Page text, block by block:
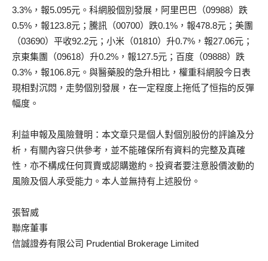
3.3%，報5.095元。科網股個別發展，阿里巴巴（09988）跌
0.5%，報123.8元；騰訊（00700）跌0.1%，報478.8元；美團
（03690）平收92.2元；小米（01810）升0.7%，報27.06元；
京東集團（09618）升0.2%，報127.5元；百度（09888）跌
0.3%，報106.8元。與醫藥股的急升相比，權重科網股今日表
現相對沉悶，走勢個別發展，在一定程度上拖低了恒指的反彈
幅度。
利益申報及風險聲明：本文章只是個人對個別股份的評論及分
析，有關內容只供參考，並不能確保所有資料的完整及真確
性，亦不構成任何買賣或認購邀約。投資者要注意股價波動的
風險及個人承受能力。本人並無持有上述股份。
張智威
聯席董事
信誠證券有限公司 Prudential Brokerage Limited